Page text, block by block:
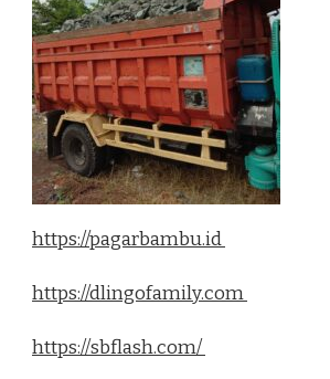
https://pagarbambu.id
https://dlingofamily.com
https://sbflash.com/